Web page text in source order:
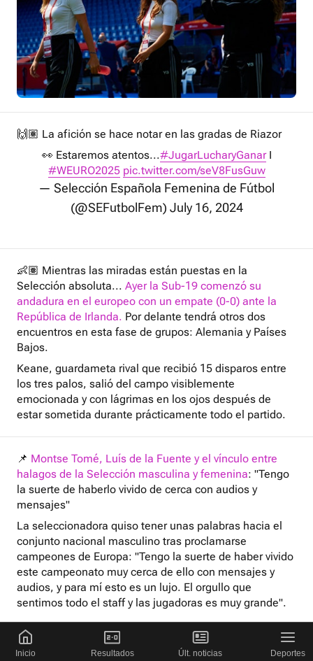
🙌🏽 La afición se hace notar en las gradas de Riazor
👀 Estaremos atentos...#JugarLucharyGanarI
#WEURO2025 pic.twitter.com/seV8FusGuw
— Selección Española Femenina de Fútbol
(@SEFutbolFem) July 16, 2024
👶🏽 Mientras las miradas están puestas en la
Selección absoluta... Ayer la Sub-19 comenzó su
andadura en el europeo con un empate (0-0) ante la
República de Irlanda. Por delante tendrá otros dos
encuentros en esta fase de grupos: Alemania y Países
Bajos.
Keane, guardameta rival que recibió 15 disparos entre
los tres palos, salió del campo visiblemente
emocionada y con lágrimas en los ojos después de
estar sometida durante prácticamente todo el partido.
📌 Montse Tomé, Luís de la Fuente y el vínculo entre
halagos de la Selección masculina y femenina: "Tengo
la suerte de haberlo vivido de cerca con audios y
mensajes"
La seleccionadora quiso tener unas palabras hacia el
conjunto nacional masculino tras proclamarse
campeones de Europa: "Tengo la suerte de haber vivido
este campeonato muy cerca de ello con mensajes y
audios, y para mí esto es un lujo. El orgullo que
sentimos todo el staff y las jugadoras es muy grande".
🤔¿Por qué el partido contra Bélgica es más importante
Inicio Resultados Últ. noticias Deportes